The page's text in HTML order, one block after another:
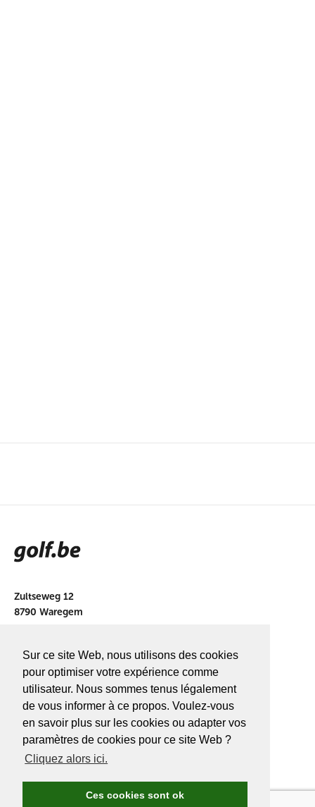
Sur ce site Web, nous utilisons des cookies
pour optimiser votre expérience comme
utilisateur. Nous sommes tenus légalement
de vous informer à ce propos. Voulez-vous
en savoir plus sur les cookies ou adapter vos
paramètres de cookies pour ce site Web ?
Cliquez alors ici.
Ces cookies sont ok
Zultseweg 12
8790 Waregem
BE 0466527339
A PROPOS DEGOLF.BE
Avantages Golf.be